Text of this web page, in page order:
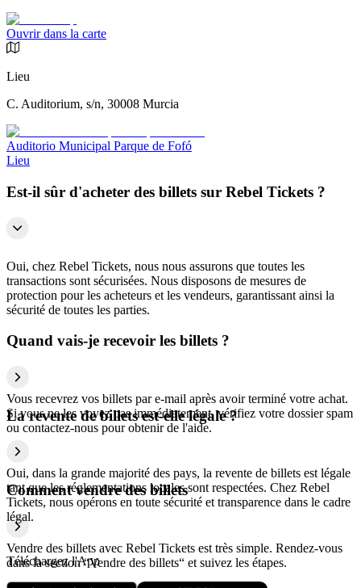
Ouvrir dans la carte
Lieu
C. Auditorium, s/n, 30008 Murcia
Auditorio Municipal Parque de Fofó
Lieu
Est-il sûr d'acheter des billets sur Rebel Tickets ?
Oui, chez Rebel Tickets, nous nous assurons que toutes les
transactions sont sécurisées. Nous disposons de mesures de
protection pour les acheteurs et les vendeurs, garantissant ainsi la
sécurité de toutes les parties.
Quand vais-je recevoir les billets ?
Vous recevrez vos billets par e-mail après avoir terminé votre achat.
Si vous ne les voyez pas immédiatement, vérifiez votre dossier spam
ou contactez-nous pour obtenir de l'aide.
La revente de billets est-elle légale ?
Oui, dans la grande majorité des pays, la revente de billets est légale
tant que les réglementations locales sont respectées. Chez Rebel
Tickets, nous opérons en toute sécurité et transparence dans le cadre
légal.
Comment vendre des billets
Vendre des billets avec Rebel Tickets est très simple. Rendez-vous
dans la section “Vendre des billets“ et suivez les étapes.
Téléchargez l'App